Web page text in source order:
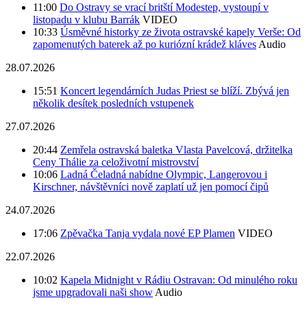
11:00 Do Ostravy se vrací britští Modestep, vystoupí v
listopadu v klubu Barrák VIDEO
10:33 Úsměvné historky ze života ostravské kapely Verše: Od
zapomenutých baterek až po kuriózní krádež kláves Audio
28.07.2026
15:51 Koncert legendárních Judas Priest se blíží. Zbývá jen
několik desítek posledních vstupenek
27.07.2026
20:44 Zemřela ostravská baletka Vlasta Pavelcová, držitelka
Ceny Thálie za celoživotní mistrovství
10:06 Ladná Čeladná nabídne Olympic, Langerovou i
Kirschner, návštěvníci nově zaplatí už jen pomocí čipů
24.07.2026
17:06 Zpěvačka Tanja vydala nové EP Plamen VIDEO
22.07.2026
10:02 Kapela Midnight v Rádiu Ostravan: Od minulého roku
jsme upgradovali naši show Audio